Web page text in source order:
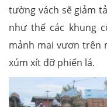
tường vách sẽ giảm
như thế các khung
mảnh mai vươn trên
xúm xít đỡ phiến lá.